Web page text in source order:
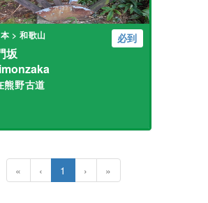
必到
> 和歌山
坂
熊野古道
« ‹ 1 › »